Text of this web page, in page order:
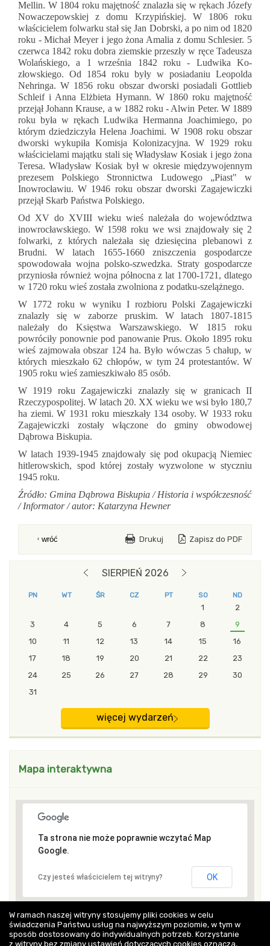
Mellin. W 1804 roku majętność znalazła się w rękach Józefy
Nowaczepowskiej z domu Krzypińskiej. W 1806 roku
właścicielem folwarku stał się Jan Dobrski, a po nim od 1820
roku - Michał Meyer i jego żona Amalia z domu Schlesier. 5
czerwca 1842 roku dobra ziemskie przeszły w ręce Tadeusza
Wolańskiego, a 1 września 1842 roku - Ludwika Ko­
złowskiego. Od 1854 roku były w posiadaniu Leopol­da
Nehringa. W 1856 roku obszar dworski posiadali Gottlieb
Schleif i Anna Elżbieta Hymann. W 1860 roku majętność
przejął Johann Krause, a w 1882 roku - Alwin Peter. W 1889
roku była w rękach Ludwika Hermanna Joachimiego, po
którym dziedziczyła He­lena Joachimi. W 1908 roku obszar
dworski wykupiła Komisja Kolonizacyjna. W 1929 roku
właścicielami majątku stali się Władysław Kosiak i jego żona
Teresa. Władysław Kosiak był w okresie międzywojennym
prezesem Polskiego Stronnictwa Ludowego „Piast" w
Inowrocławiu. W 1946 roku obszar dworski Zaga­jewiczki
przejął Skarb Państwa Polskiego.
Od XV do XVIII wieku wieś należała do woje­wództwa
inowrocławskiego. W 1598 roku we wsi znajdowały się 2
folwarki, z których należała się dzie­sięcina plebanowi z
Brudni. W latach 1655-1660 zniszczenia gospodarcze
spowodowała wojna polsko-szwedzka. Straty gospodarcze
przyniosła również woj­na północna z lat 1700-1721, dlatego
w 1720 roku wieś została zwolniona z podatku-szelążnego.
W 1772 roku w wyniku I rozbioru Polski Zaga­jewiczki
znalazły się w zaborze pruskim. W latach 1807-1815
należały do Księstwa Warszawskiego. W 1815 roku
powróciły ponownie pod panowanie Prus. Około 1895 roku
wieś zajmowała obszar 124 ha. Było wówczas 5 chałup, w
których mieszkało 62 chłopów, w tym 24 protestantów. W
1905 roku wieś zamieszkiwało 85 osób.
W 1919 roku Zagajewiczki znalazły się w grani­cach II
Rzeczypospolitej. W latach 20. XX wieku we wsi było 180,7
ha ziemi. W 1931 roku mieszkały 134 osoby. W 1933 roku
Zagajewiczki zostały włą­czone do gminy obwodowej
Dąbrowa Biskupia.
W latach 1939-1945 znajdowały się pod okupa­cją Niemiec
hitlerowskich, spod której zostały wy­zwolone w styczniu
1945 roku.
Źródło: Gmina Dąbrowa Biskupia / Historia i współczesność
/ Informator / autor: Katarzyna Hewner
wróć Drukuj Zapisz do PDF
POPRZEDNI MIESIĄC
SIERPIEŃ 2026
PN WT ŚR CZ PT SO ND
1
2
3
4 5 6 7 8
9
10
11 12 13 14 15
16
17
18 19 20 21 22
23
24
25 26 27 28 29
30
31
więcej wydarzeń
Mapa interaktywna
Ta strona nie może poprawnie wczytać Map
Google.
Czy jesteś właścicielem tej witryny? OK
W ramach naszej witryny stosujemy pliki cookies w celu
świadczenia Państwu usług na najwyższym poziomie, w tym w
sposób dostosowany do indywidualnych potrzeb. Korzystanie
z witryny bez zmiany ustawień dotyczących cookies oznacza,